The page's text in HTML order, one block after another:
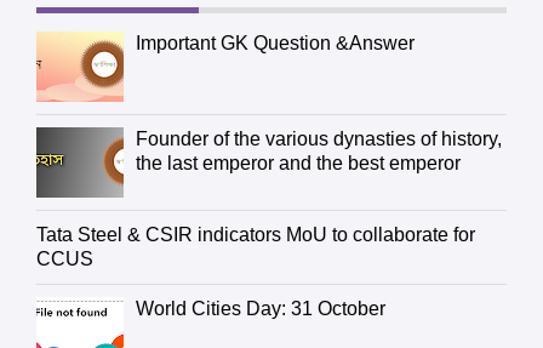
Important GK Question &Answer
Founder of the various dynasties of history,
the last emperor and the best emperor
Tata Steel & CSIR indicators MoU to collaborate for
CCUS
World Cities Day: 31 October